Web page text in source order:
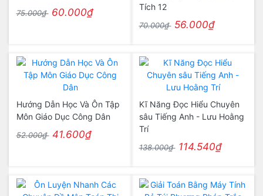
75.000₫ 60.000₫
Tích 12
70.000₫ 56.000₫
Hướng Dẫn Học Và Ôn Tập
Môn Giáo Dục Công Dân
52.000₫ 41.600₫
Kĩ Năng Đọc Hiểu Chuyên
sâu Tiếng Anh - Lưu Hoằng
Trí
138.000₫ 114.540₫